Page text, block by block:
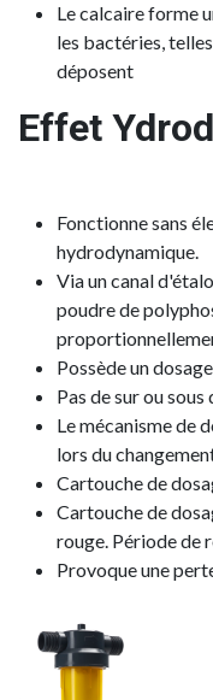
Le calcaire forme
les bactéries,
déposent
Effet
Fonctionne sans
hydrodynamique.
Via un canal
poudre de
Possède un
Pas de sur ou sous
Le mécanisme de
lors du
Cartouche de
Cartouche de
rouge. Période de
Provoque une